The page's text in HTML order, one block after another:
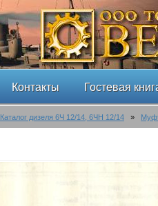
Контакты Гостевая
Каталог дизеля 6Ч 12/14, 6ЧН 12/14 »